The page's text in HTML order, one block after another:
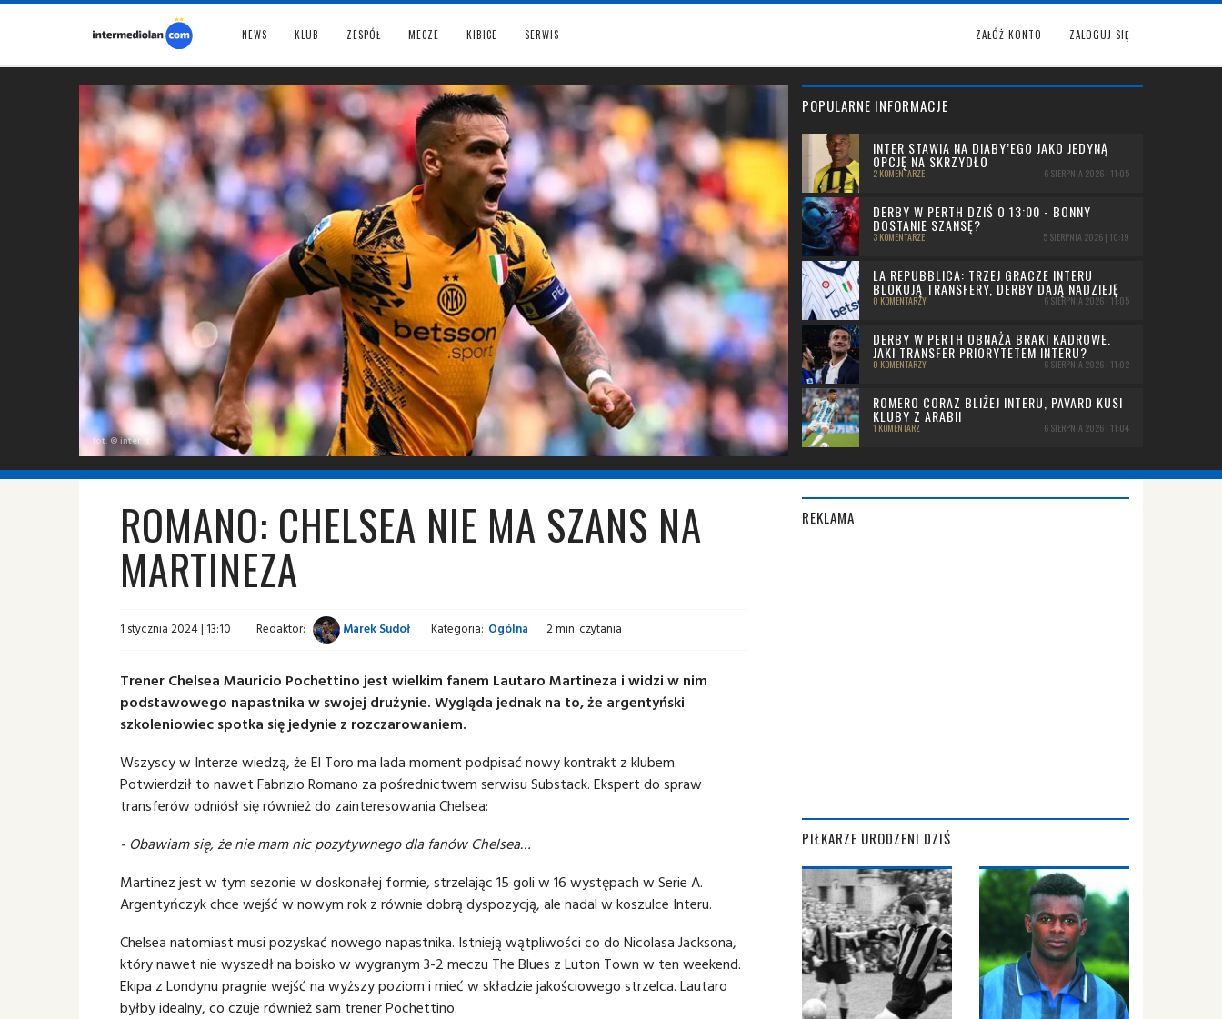
NEWS KLUB ZESPÓŁ MECZE KIBICE SERWIS ZAŁÓŻ KONTO ZALOGUJ SIĘ
fot. © inter.it
POPULARNE INFORMACJE
INTER STAWIA NA DIABY’EGO JAKO JEDYNĄ
OPCJĘ NA SKRZYDŁO
2 KOMENTARZE 6 SIERPNIA 2026 | 11:05
DERBY W PERTH DZIŚ O 13:00 - BONNY
DOSTANIE SZANSĘ?
3 KOMENTARZE 5 SIERPNIA 2026 | 10:19
LA REPUBBLICA: TRZEJ GRACZE INTERU
BLOKUJĄ TRANSFERY, DERBY DAJĄ NADZIEJĘ
0 KOMENTARZY 6 SIERPNIA 2026 | 11:05
DERBY W PERTH OBNAŻA BRAKI KADROWE.
JAKI TRANSFER PRIORYTETEM INTERU?
0 KOMENTARZY 6 SIERPNIA 2026 | 11:02
ROMERO CORAZ BLIŻEJ INTERU, PAVARD KUSI
KLUBY Z ARABII
1 KOMENTARZ 6 SIERPNIA 2026 | 11:04
ROMANO: CHELSEA NIE MA SZANS NA
MARTINEZA
1 stycznia 2024 | 13:10 Redaktor: Marek Sudoł Kategoria: Ogólna 2 min. czytania
Trener Chelsea Mauricio Pochettino jest wielkim fanem Lautaro Martineza i widzi w nim
podstawowego napastnika w swojej drużynie. Wygląda jednak na to, że argentyński
szkoleniowiec spotka się jedynie z rozczarowaniem.
Wszyscy w Interze wiedzą, że El Toro ma lada moment podpisać nowy kontrakt z klubem.
Potwierdził to nawet Fabrizio Romano za pośrednictwem serwisu Substack. Ekspert do spraw
transferów odniósł się również do zainteresowania Chelsea:
- Obawiam się, że nie mam nic pozytywnego dla fanów Chelsea…
Martinez jest w tym sezonie w doskonałej formie, strzelając 15 goli w 16 występach w Serie A.
Argentyńczyk chce wejść w nowym rok z równie dobrą dyspozycją, ale nadal w koszulce Interu.
Chelsea natomiast musi pozyskać nowego napastnika. Istnieją wątpliwości co do Nicolasa Jacksona,
który nawet nie wyszedł na boisko w wygranym 3-2 meczu The Blues z Luton Town w ten weekend.
Ekipa z Londynu pragnie wejść na wyższy poziom i mieć w składzie jakościowego strzelca. Lautaro
byłby idealny, co czuje również sam trener Pochettino.
REKLAMA
PIŁKARZE URODZENI DZIŚ